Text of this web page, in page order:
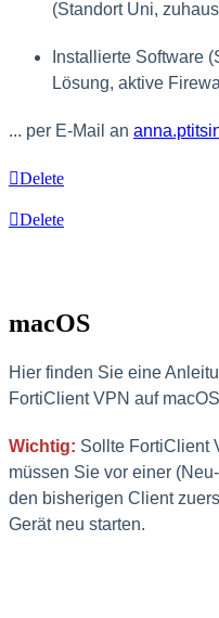
(Standort Uni,
Installierte Software
Lösung, aktive
... per E-Mail an
Delete
Delete
macOS
Hier finden Sie eine
FortiClient VPN auf
Wichtig: Sollte FortiClient
müssen Sie vor einer
den bisherigen Client
Gerät neu starten.